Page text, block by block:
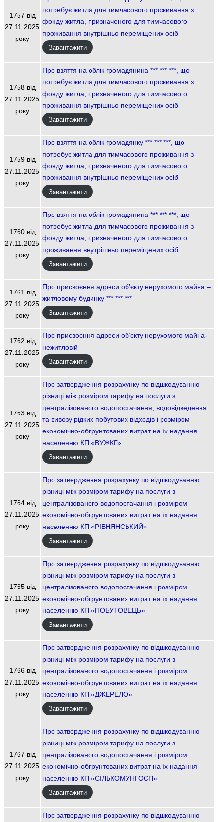
1757 від
27.11.2025
року
потребує житла для тимчасового проживання з
фонду житла, призначеного для тимчасового
проживання внутрішньо переміщених осіб
Завантажити
1758 від
27.11.2025
року
Про взяття на облік громадянина *** *** ***, що
потребує житла для тимчасового проживання з
фонду житла, призначеного для тимчасового
проживання внутрішньо переміщених осіб
Завантажити
1759 від
27.11.2025
року
Про взяття на облік громадянку *** *** ***, що
потребує житла для тимчасового проживання з
фонду житла, призначеного для тимчасового
проживання внутрішньо переміщених осіб
Завантажити
1760 від
27.11.2025
року
Про взяття на облік громадянина *** *** ***, що
потребує житла для тимчасового проживання з
фонду житла, призначеного для тимчасового
проживання внутрішньо переміщених осіб
Завантажити
1761 від
27.11.2025
року
Про присвоєння адреси об’єкту нерухомого майна –
житловому будинку *** *** ***
Завантажити
1762 від
27.11.2025
року
Про присвоєння адреси об’єкту нерухомого майна-
нежитловій
Завантажити
1763 від
27.11.2025
року
Про затвердження розрахунку по відшкодуванню
різниці між розміром тарифу на послуги з
централізованого водопостачання, водовідведення
та вивозу рідких побутових відходів і розміром
економічно-обґрунтованих витрат на їх надання
населенню КП «ВУЖКГ»
Завантажити
1764 від
27.11.2025
року
Про затвердження розрахунку по відшкодуванню
різниці між розміром тарифу на послуги з
централізованого водопостачання і розміром
економічно-обґрунтованих витрат на їх надання
населенню КП «РІВНЯНСЬКИЙ»
Завантажити
1765 від
27.11.2025
року
Про затвердження розрахунку по відшкодуванню
різниці між розміром тарифу на послуги з
централізованого водопостачання і розміром
економічно-обґрунтованих витрат на їх надання
населенню КП «ПОБУТОВЕЦЬ»
Завантажити
1766 від
27.11.2025
року
Про затвердження розрахунку по відшкодуванню
різниці між розміром тарифу на послуги з
централізованого водопостачання і розміром
економічно-обґрунтованих витрат на їх надання
населенню КП «ДЖЕРЕЛО»
Завантажити
1767 від
27.11.2025
року
Про затвердження розрахунку по відшкодуванню
різниці між розміром тарифу на послуги з
централізованого водопостачання і розміром
економічно-обґрунтованих витрат на їх надання
населенню КП «СІЛЬКОМУНГОСП»
Завантажити
Про затвердження розрахунку по відшкодуванню